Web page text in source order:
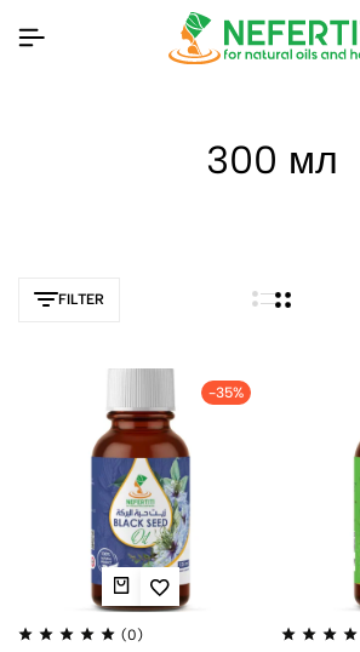
300 мл
FILTER
-35%
(0)